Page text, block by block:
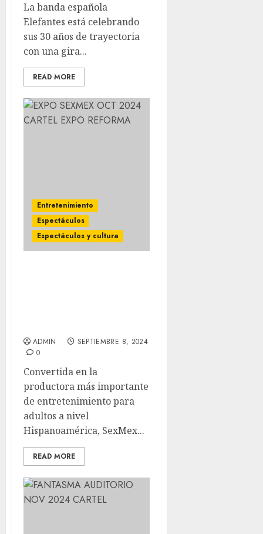
La banda española
Elefantes está celebrando
sus 30 años de trayectoria
con una gira...
READ MORE
Entretenimiento
Espectáculos
Espectáculos y cultura
ADMIN
SEPTIEMBRE 8, 2024
0
Convertida en la
productora más importante
de entretenimiento para
adultos a nivel
Hispanoamérica, SexMex...
READ MORE